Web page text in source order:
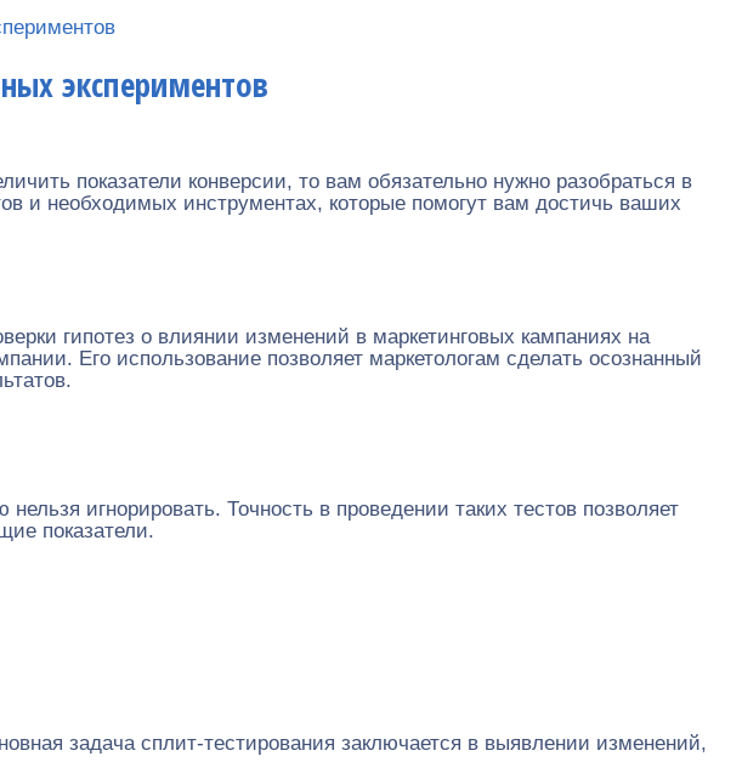
экспериментов
показатели конверсии, то вам обязательно нужно разобраться в
и необходимых инструментах, которые помогут вам достичь ваших
гипотез о влиянии изменений в маркетинговых кампаниях на
Его использование позволяет маркетологам сделать осознанный
игнорировать. Точность в проведении таких тестов позволяет
показатели.
задача сплит-тестирования заключается в выявлении изменений,